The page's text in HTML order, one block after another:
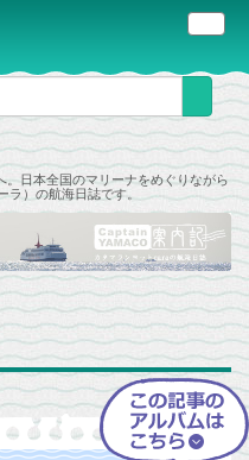
。日本全国のマリーナをめぐりながら
ラ）の航海日誌です。